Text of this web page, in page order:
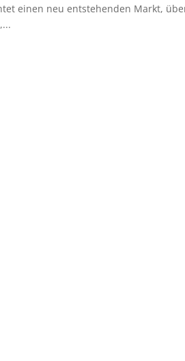
einen neu entstehenden Markt,